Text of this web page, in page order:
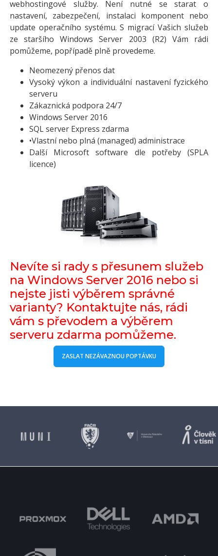
webhostingové služby. Není nutné se starat o
nastavení, zabezpečení, instalaci komponent nebo
update operačního systému. S migrací Vašich služeb
ze staršího Windows Server 2003 (R2) Vám rádi
pomůžeme, popřípadě plně provedeme.
Neomezený přenos dat
Vysoký výkon a individuální nastavení fyzického
serveru
Zákaznická podpora 24/7
Windows Server 2016
SQL server Express zdarma
•Vlastní nebo plná (managed) administrace
Další Microsoft software dle potřeby (SPLA
licence)
Nevíte si rady s přesunem služeb
na Windows Server 2016 nebo si
nejste jisti výběrem správné
varianty? Kontaktujte nás, rádi
vám s převodem a výběrem
serveru zdarma pomůžeme.
ZASLAT NEZÁVAZNOU POPTÁVKU